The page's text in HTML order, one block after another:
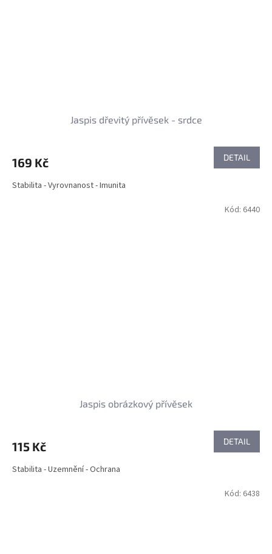
Jaspis dřevitý přívěsek - srdce
169 Kč DETAIL
Stabilita - Vyrovnanost - Imunita
Jaspis obrázkový přívěsek
115 Kč DETAIL
Stabilita - Uzemnění - Ochrana
Kód: 6440
Kód: 6438